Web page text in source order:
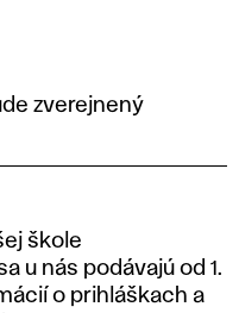
zverejnený
škole
u nás podávajú od 1.
o prihláškach a